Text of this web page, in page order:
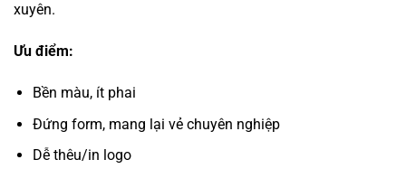
xuyên.
Ưu điểm:
Bền màu, ít phai
Đứng form, mang lại vẻ chuyên nghiệp
Dễ thêu/in logo